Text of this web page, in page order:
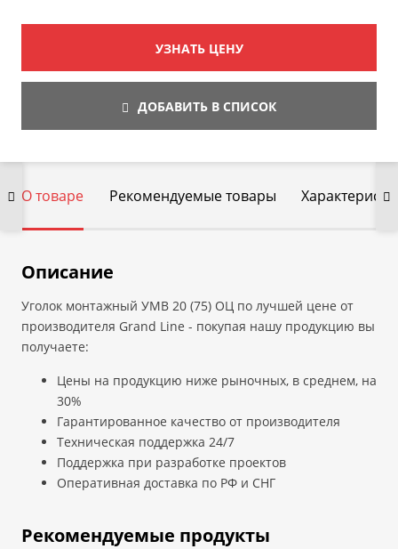
УЗНАТЬ ЦЕНУ
ДОБАВИТЬ В СПИСОК
О товаре Рекомендуемые товары
Описание
Уголок монтажный УМВ 20 (75) ОЦ по лучшей цене от
производителя Grand Line - покупая нашу продукцию вы
получаете:
Цены на продукцию ниже рыночных, в среднем, на
30%
Гарантированное качество от производителя
Техническая поддержка 24/7
Поддержка при разработке проектов
Оперативная доставка по РФ и СНГ
Рекомендуемые продукты